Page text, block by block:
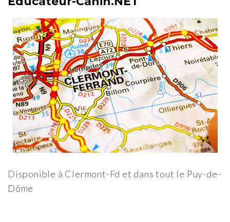
Disponible à Clermont-Fd et dans tout le Puy-de-
Dôme